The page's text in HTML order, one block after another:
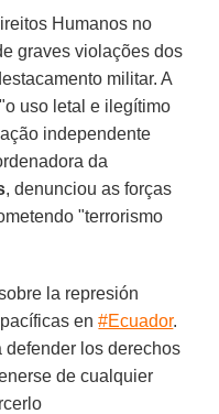
Humanos no
graves violações dos
militar. A
uso letal e ilegítimo
independente
da
, denunciou as forças
"terrorismo
la represión
en#Ecuador.
defender los derechos
de cualquier